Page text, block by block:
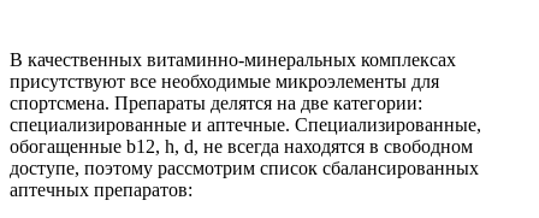
В качественных витаминно-минеральных комплексах
присутствуют все необходимые микроэлементы для
спортсмена. Препараты делятся на две категории:
специализированные и аптечные. Специализированные,
обогащенные b12, h, d, не всегда находятся в свободном
доступе, поэтому рассмотрим список сбалансированных
аптечных препаратов: